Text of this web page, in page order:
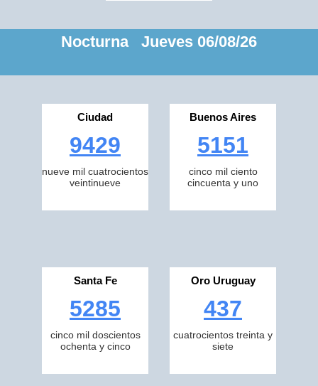
Nocturna Jueves 06/08/26
Ciudad
9429
nueve mil cuatrocientos
veintinueve
Buenos Aires
5151
cinco mil ciento
cincuenta y uno
Santa Fe
5285
cinco mil doscientos
ochenta y cinco
Oro Uruguay
437
cuatrocientos treinta y
siete